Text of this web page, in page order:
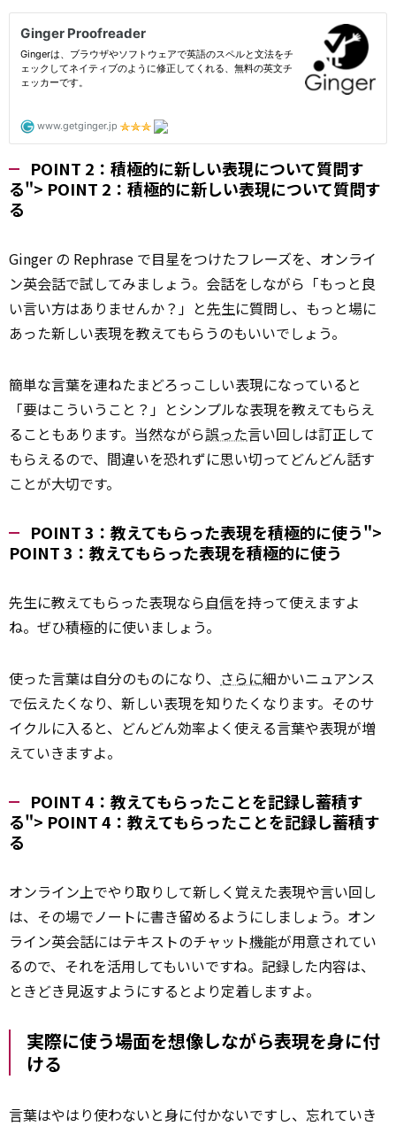
POINT 2：積極的に新しい表現について質問す
る"> POINT 2：積極的に新しい表現について質問す
る
Ginger の Rephrase で目星をつけたフレーズを、オンライ
ン英会話で試してみましょう。会話をしながら「もっと良
い言い方はありませんか？」と先生に質問し、もっと場に
あった新しい表現を教えてもらうのもいいでしょう。
簡単な言葉を連ねたまどろっこしい表現になっていると
「要はこういうこと？」とシンプルな表現を教えてもらえ
ることもあります。当然ながら誤った言い回しは訂正して
もらえるので、間違いを恐れずに思い切ってどんどん話す
ことが大切です。
POINT 3：教えてもらった表現を積極的に使う">
POINT3：教えてもらった表現を積極的に使う
先生に教えてもらった表現なら自信を持って使えますよ
ね。ぜひ積極的に使いましょう。
使った言葉は自分のものになり、 さらに細かいニュアンス
で伝えたくなり、新しい表現を知りたくなります。そのサ
イクルに入ると、どんどん効率よく使える言葉や表現が増
えていきますよ。
POINT 4：教えてもらったことを記録し蓄積す
る"> POINT4：教えてもらったことを記録し蓄積す
る
オンライン上でやり取りして新しく覚えた表現や言い回し
は、その場でノートに書き留めるようにしましょう。オン
ライン英会話にはテキストのチャット機能が用意されてい
るので、それを活用してもいいですね。記録した内容は、
ときどき見返すようにするとより定着しますよ。
実際に使う場面を想像しながら表現を身に付
ける
言葉はやはり使わないと身に付かないですし、忘れていき